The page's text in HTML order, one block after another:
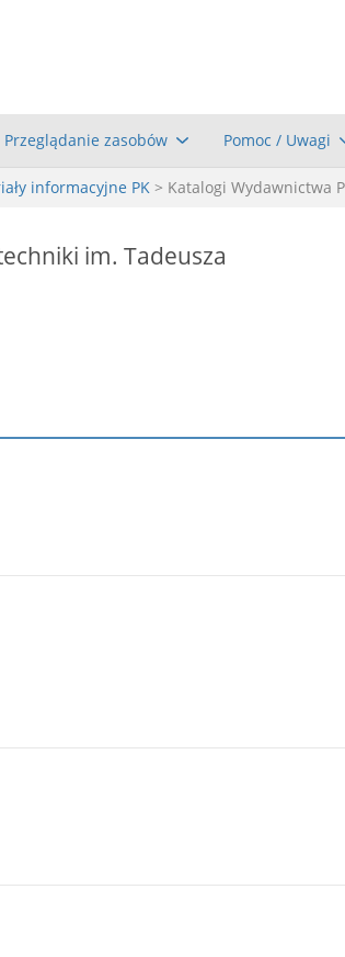
Przeglądanie zasobów Pomoc / Uwagi
informacyjne PK > Katalogi Wydawnictwa
im. Tadeusza